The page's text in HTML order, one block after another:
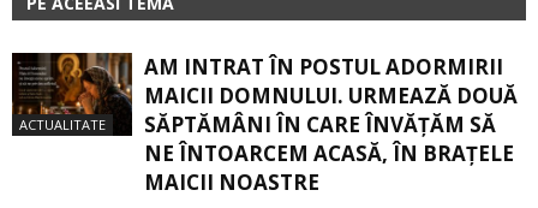
ACTUALITATE
AM INTRAT ÎN POSTUL ADORMIRII
MAICII DOMNULUI. URMEAZĂ DOUĂ
SĂPTĂMÂNI ÎN CARE ÎNVĂŢĂM SĂ
NE ÎNTOARCEM ACASĂ, ÎN BRAŢELE
MAICII NOASTRE